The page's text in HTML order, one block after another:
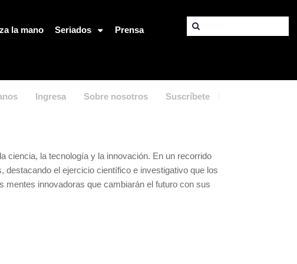
la mano Seriados Prensa
Ingresa Sobre nosotros Suscríbete
ciencia, la tecnología y la innovación. En un recorrido
el ejercicio científico e investigativo que los
mentes innovadoras que cambiarán el futuro con sus